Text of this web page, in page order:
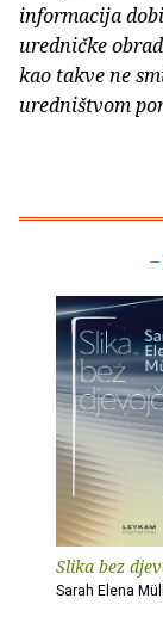
informacija
uredničke
kao takve ne
uredništvom
Slika bez
Sarah Elena